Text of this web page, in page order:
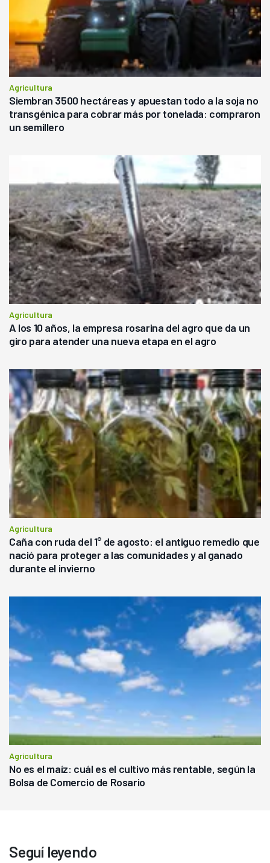
Agricultura
Siembran 3500 hectáreas y apuestan todo a la soja no
transgénica para cobrar más por tonelada: compraron
un semillero
Agricultura
A los 10 años, la empresa rosarina del agro que da un
giro para atender una nueva etapa en el agro
Agricultura
Caña con ruda del 1° de agosto: el antiguo remedio que
nació para proteger a las comunidades y al ganado
durante el invierno
Agricultura
No es el maíz: cuál es el cultivo más rentable, según la
Bolsa de Comercio de Rosario
Seguí leyendo